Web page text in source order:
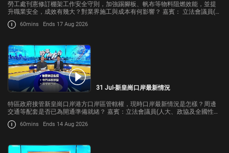
勞工處刊憲修訂棚架工作安全守則，加強踢腳板、帆布等物料阻燃效能，並提
升職業安全，成效有幾大？對業界施工與成本有何影響？ 嘉賓： 立法會議員(工
程界)卜國明 港九搭棚同敬工會理事長何炳德
60mins Ends 17 Aug 2026
31 Jul-新皇崗口岸最新情況
特區政府接管新皇崗口岸港方口岸區管轄權，現時口岸最新情況是怎樣？周邊
交通等配套是否已為開通準備就緒？ 嘉賓：立法會議員(人大、政協及全國性團
體代表界)陳勇
60mins Ends 14 Aug 2026